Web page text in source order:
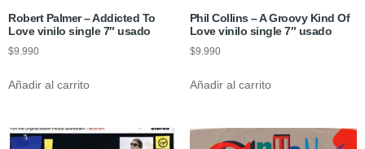
Robert Palmer – Addicted To
Love vinilo single 7″ usado
$9.990
Añadir al carrito
Phil Collins – A Groovy Kind Of
Love vinilo single 7″ usado
$9.990
Añadir al carrito